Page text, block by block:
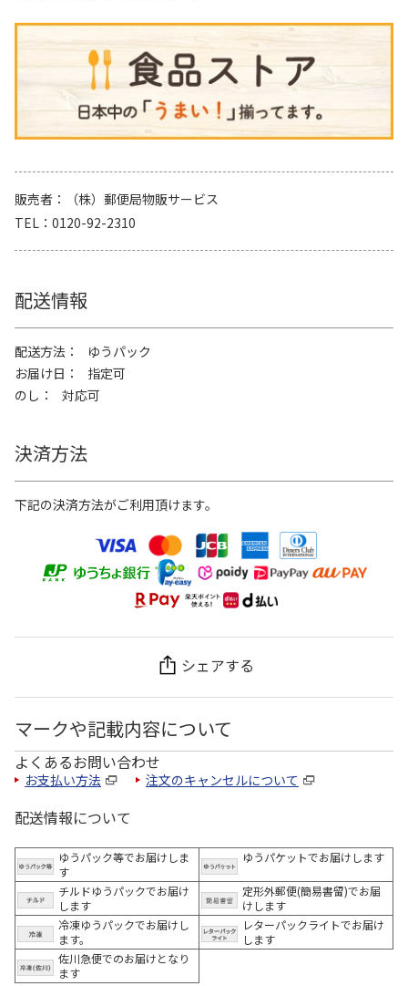
販売者
（株）郵便局物販サービス
TEL
0120-92-2310
配送情報
配送方法
ゆうパック
お届け日
指定可
のし
対応可
決済方法
下記の決済方法がご利用頂けます。
シェアする
マークや記載内容について
よくあるお問い合わせ
お支払い方法 注文のキャンセルについて
配送情報について
ゆうパック等でお届けしま
す
ゆうパケットでお届けします
チルドゆうパックでお届け
します
定形外郵便(簡易書留)でお届
けします
冷凍ゆうパックでお届けし
ます。
レターパックライトでお届け
します
佐川急便でのお届けとなり
ます